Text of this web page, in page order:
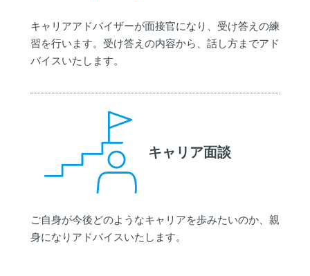
キャリアアドバイザーが面接官になり、受け答えの練
習を行います。受け答えの内容から、話し方までアド
バイスいたします。
キャリア面談
ご自身が今後どのようなキャリアを歩みたいのか、親
身になりアドバイスいたします。